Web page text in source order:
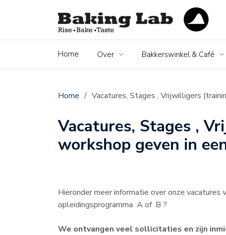
Home Over Bakkerswinkel & Café
Home / Vacatures, Stages , Vrijwilligers
Vacatures, Stages ,
workshop geven in
Hieronder meer informatie over onze vacatures
opleidingsprogramma A of B ?
We ontvangen veel sollicitaties en zijn